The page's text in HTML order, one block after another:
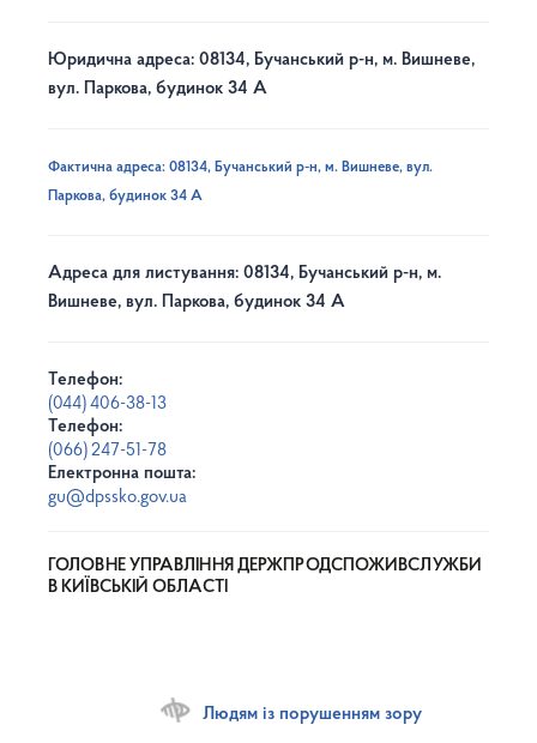
Юридична адреса: 08134, Бучанський р-н, м. Вишневе,
вул. Паркова, будинок 34 А
Фактична адреса: 08134, Бучанський р-н, м. Вишневе, вул.
Паркова, будинок 34 А
Адреса для листування: 08134, Бучанський р-н, м.
Вишневе, вул. Паркова, будинок 34 А
Телефон:
(044) 406-38-13
Телефон:
(066) 247-51-78
Електронна пошта:
gu@dpssko.gov.ua
ГОЛОВНЕ УПРАВЛІННЯ ДЕРЖПРОДСПОЖИВСЛУЖБИ
В КИЇВСЬКІЙ ОБЛАСТІ
Людям із порушенням зору